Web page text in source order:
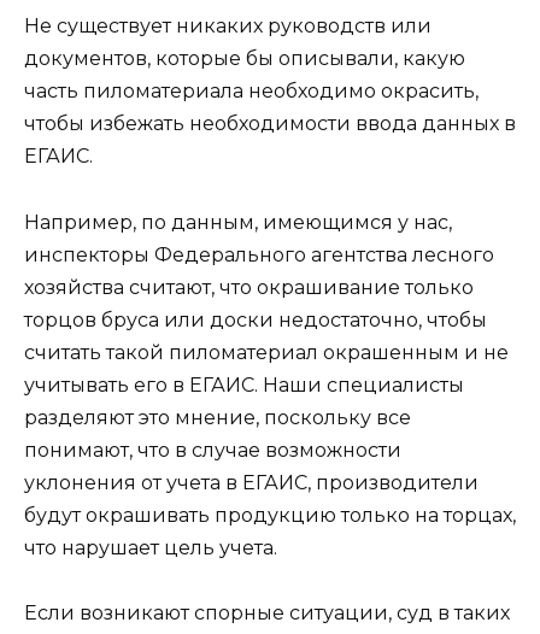
Не существует никаких руководств или
документов, которые бы описывали, какую
часть пиломатериала необходимо окрасить,
чтобы избежать необходимости ввода данных в
ЕГАИС.
Например, по данным, имеющимся у нас,
инспекторы Федерального агентства лесного
хозяйства считают, что окрашивание только
торцов бруса или доски недостаточно, чтобы
считать такой пиломатериал окрашенным и не
учитывать его в ЕГАИС. Наши специалисты
разделяют это мнение, поскольку все
понимают, что в случае возможности
уклонения от учета в ЕГАИС, производители
будут окрашивать продукцию только на торцах,
что нарушает цель учета.
Если возникают спорные ситуации, суд в таких